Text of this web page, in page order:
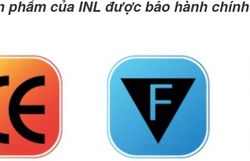
phẩm của INL được bảo hành